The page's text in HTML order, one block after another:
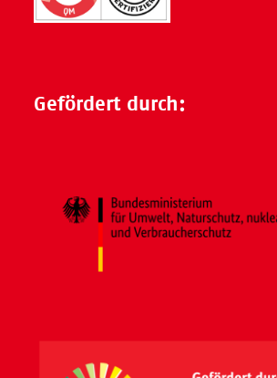
Gefördert durch: